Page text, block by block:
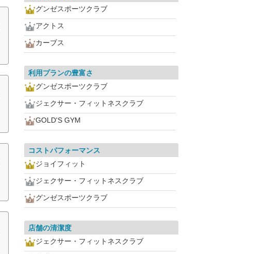
グンゼスポーツクラブ
アクトス
カーブス
利用プランの豊富さ
グンゼスポーツクラブ
ジェクサー・フィットネスクラブ
GOLD'S GYM
コストパフォーマンス
ジョイフィット
ジェクサー・フィットネスクラブ
グンゼスポーツクラブ
店舗の清潔度
ジェクサー・フィットネスクラブ